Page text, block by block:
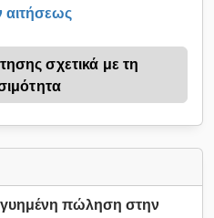
αιτήσεως
πώληση στην